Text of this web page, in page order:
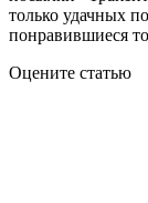
только удачных
понравившиеся
Оцените статью